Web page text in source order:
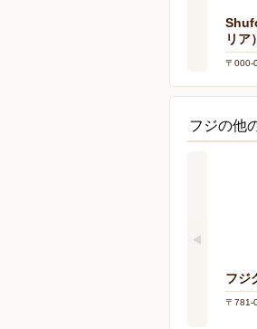
リア）
〒000-
フジの他
フジ
〒781-